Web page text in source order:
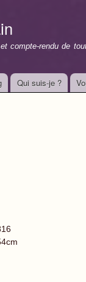
compte-rendu de
Qui suis-je ?